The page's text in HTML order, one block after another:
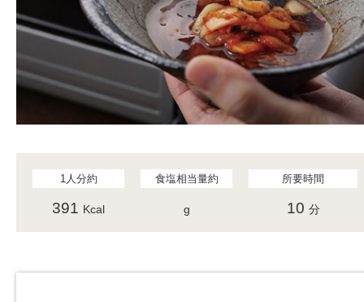
1人分約
391 Kcal
食塩相当量約
g
所要時間
10 分